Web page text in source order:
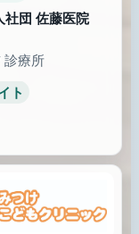
社団 佐藤医院
診療所
ト